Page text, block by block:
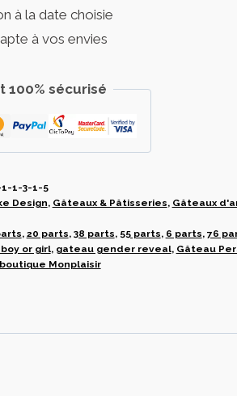
à la date choisie
à vos envies
100% sécurisé
1-1-3-1-5
Design, Gâteaux & Pâtisseries, Gâteaux
, 20 parts, 38 parts, 55 parts, 6 parts, 76
or girl, gateau gender reveal, Gâteau
Monplaisir